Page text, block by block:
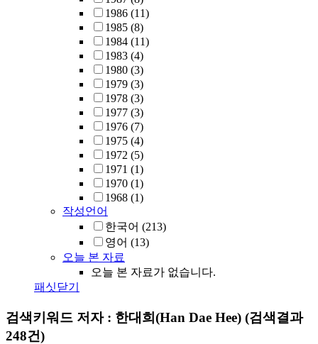
1986 (11)
1985 (8)
1984 (11)
1983 (4)
1980 (3)
1979 (3)
1978 (3)
1977 (3)
1976 (7)
1975 (4)
1972 (5)
1971 (1)
1970 (1)
1968 (1)
작성언어
한국어 (213)
영어 (13)
오늘 본 자료
오늘 본 자료가 없습니다.
패싯닫기
검색키워드 저자 : 한대희(Han Dae Hee) (검색결과
248건)